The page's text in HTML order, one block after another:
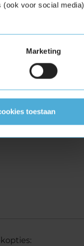
(ook voor social media)
Marketing
toestaan